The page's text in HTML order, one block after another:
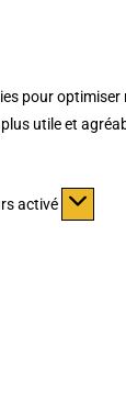
pour
utile et
activé